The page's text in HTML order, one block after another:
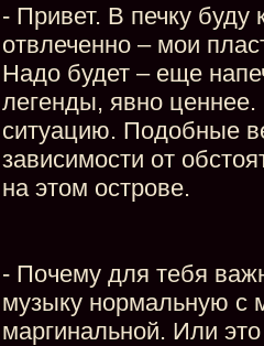
- Привет. В печку буду
отвлеченно – мои
Надо будет – еще
легенды, явно
ситуацию. Подобные
зависимости от
на этом острове.
- Почему для тебя
музыку нормальную с
маргинальной. Или